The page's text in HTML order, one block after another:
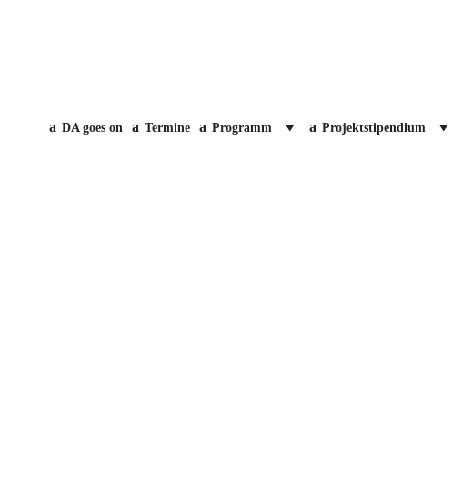
DA goes on Termine Programm Projektstipendium